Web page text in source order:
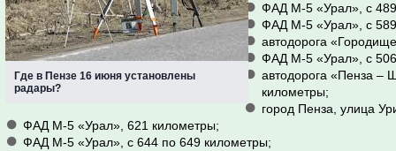
Где в Пензе 16 июня установлены
радары?
ФАД М-5 «Урал», с
ФАД М-5 «Урал», с
автодорога
ФАД М-5 «Урал», с
автодорога «Пенза –
километры;
город Пенза, улица
ФАД М-5 «Урал», 621 километры;
ФАД М-5 «Урал», с 644 по 649 километры;